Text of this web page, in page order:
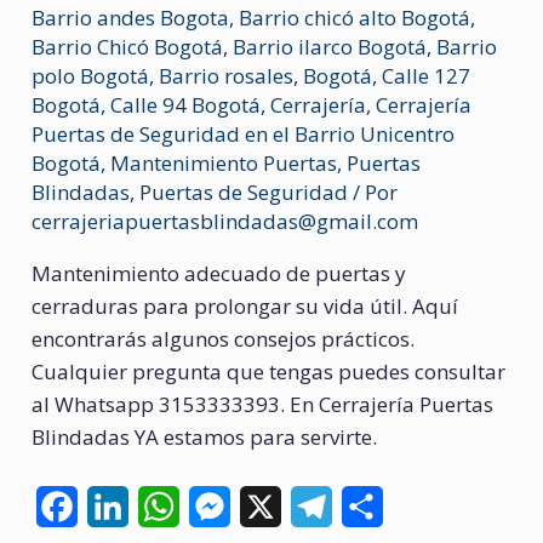
Barrio andes Bogota, Barrio chicó alto Bogotá,
Barrio Chicó Bogotá, Barrio ilarco Bogotá, Barrio
polo Bogotá, Barrio rosales, Bogotá,Calle 127
Bogotá,Calle 94 Bogotá,Cerrajería,Cerrajería
Puertas de Seguridad en el Barrio Unicentro
Bogotá, Mantenimiento Puertas, Puertas
Blindadas, Puertas de Seguridad / Por
cerrajeriapuertasblindadas@gmail.com
Mantenimiento adecuado de puertas y
cerraduras para prolongar su vida útil. Aquí
encontrarás algunos consejos prácticos.
Cualquier pregunta que tengas puedes consultar
al Whatsapp 3153333393. En Cerrajería Puertas
Blindadas YA estamos para servirte.
W
M